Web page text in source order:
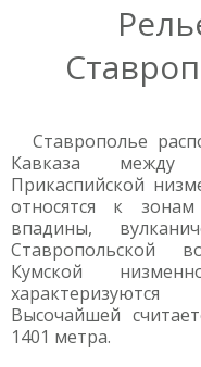
Ставрополье
Кавказа между
Прикаспийской
относятся к
впадины,
Ставропольской
Кумской
Высочайшей
1401 метра.